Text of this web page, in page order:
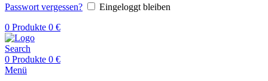
Passwort vergessen?
Eingeloggt bleiben
0 Produkte 0 €
Search
0 Produkte 0 €
Menü